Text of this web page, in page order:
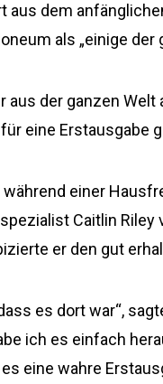
aus dem
als „einige
aus der ganzen
eine Erstausgabe
während einer
Caitlin
er den gut
es dort war“,
ich es einfach
eine wahre